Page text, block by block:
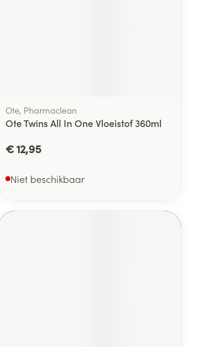
Ote, Pharmaclean
Ote Twins All In One Vloeistof 360ml
€ 12,95
Niet beschikbaar